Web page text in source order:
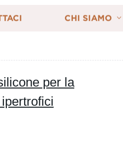
CHI SIAMO
per la